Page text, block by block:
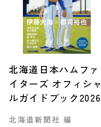
北海道日本ハムファ
イターズ オフィシャ
ルガイドブック2026
北海道新聞社 編